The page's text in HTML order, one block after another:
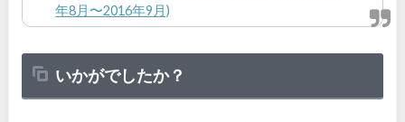
年8月〜2016年9月)
いかがでしたか？